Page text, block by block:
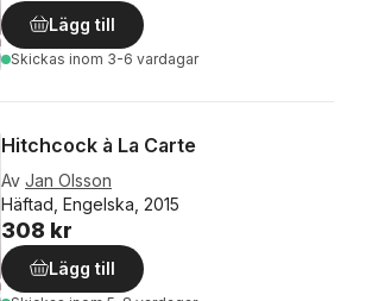
Lägg till
Skickas inom 3-6 vardagar
Hitchcock à La Carte
Av Jan Olsson
Häftad, Engelska, 2015
308 kr
Lägg till